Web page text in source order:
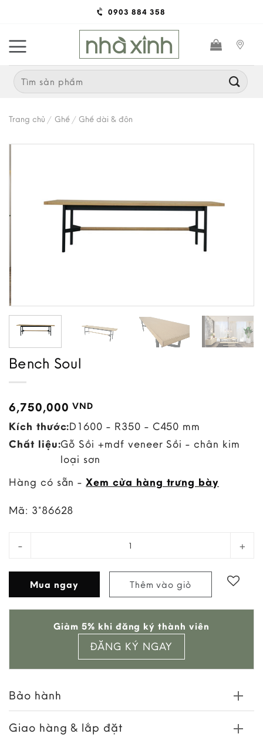
content
0903 884 358
Search
for:
Trang chủ / Ghế / Ghế dài & đôn
Bench Soul
6,750,000VND
Kích thước:D1600 - R350 - C450 mm
Chất liệu:Gỗ Sồi +mdf veneer Sồi - chân kim
loại sơn
Hàng có sẵn -Xem cửa hàng trưng bày
Mã: 3*86628
Mua ngay Thêm vào giỏ
wishlist
Giảm 5% khi đăng ký thành viên
ĐĂNG KÝ NGAY
Bảo hành
Giao hàng & lắp đặt